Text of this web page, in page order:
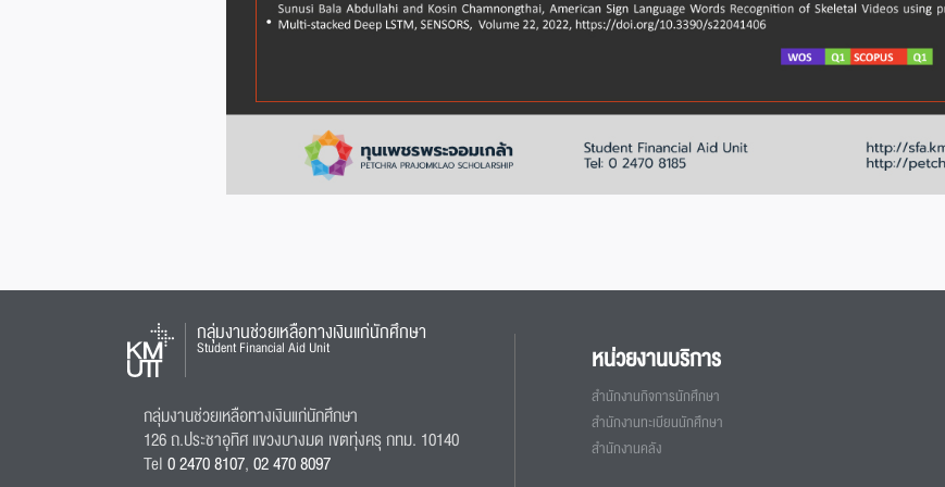
กลุ่มงานช่วยเหลือทางเงินแก่นักศึกษา
Student Financial Aid Unit
กลุ่มงานช่วยเหลือทางเงินแก่นักศึกษา
126 ถ.ประชาอุทิศ แขวงบางมด เขตทุ่งครุ กทม. 10140
Tel0 2470 8107,02 470 8097
หน่วยงานบริการ
สำนักงานกิจการนักศึกษา
สำนักงานทะเบียนนักศึกษา
สำนักงานคลัง